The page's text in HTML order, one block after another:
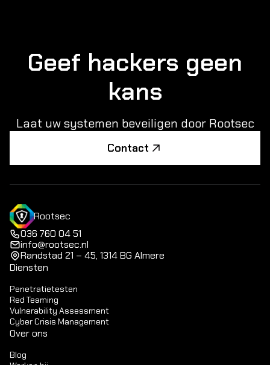
Geef hackers geen
kans
Laat uw systemen beveiligen door Rootsec
Contact
Rootsec
036 760 04 51
info@rootsec.nl
Randstad 21 – 45, 1314 BG Almere
Diensten
Penetratietesten
Red Teaming
Vulnerability Assessment
Cyber Crisis Management
Over ons
Blog